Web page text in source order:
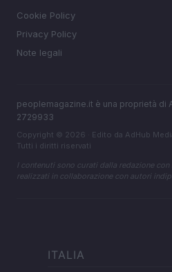
Cookie Policy
Privacy Policy
Note legali
peoplemagazine.it è una proprietà di
2729933
Copyright © 2026 · Edito da AdHub
Tutti i diritti riservati
I contenuti sono curati dalla redazione
realizzati in collaborazione con autori
ITALIA